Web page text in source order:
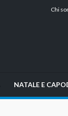
Chi
NATALE E